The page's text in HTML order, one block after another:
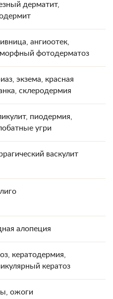
дерматит,
ангиоотек,
фотодерматоз
экзема, красная
склеродермия
пиодермия,
угри
васкулит
алопеция
кератодермия,
кератоз
ожоги